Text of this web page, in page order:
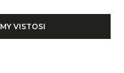
VISTOSI